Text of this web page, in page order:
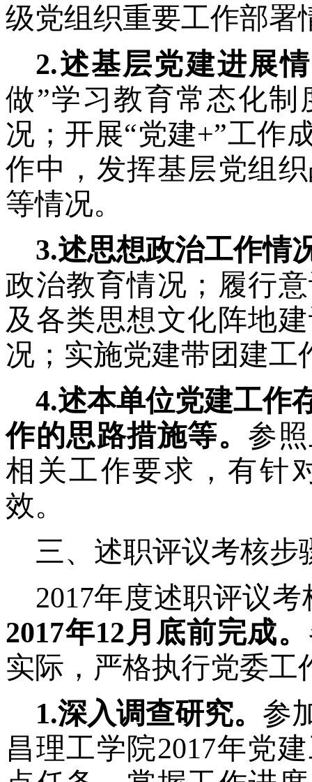
级党组织重要工作部署
2.述基层党建进展
做”学习教育常态化
况；开展“党建+”工作
作中，发挥基层党组
等情况。
3.述思想政治工作情
政治教育情况；履行
及各类思想文化阵地
况；实施党建带团建工
4.述本单位党建工作
作的思路措施等。 参
相关工作要求，有针
效。
三、述职评议考核步
2017年度述职评议
2017年12月底前完成。
实际，严格执行党委工
1.深入调查研究。 参
昌理工学院2017年党